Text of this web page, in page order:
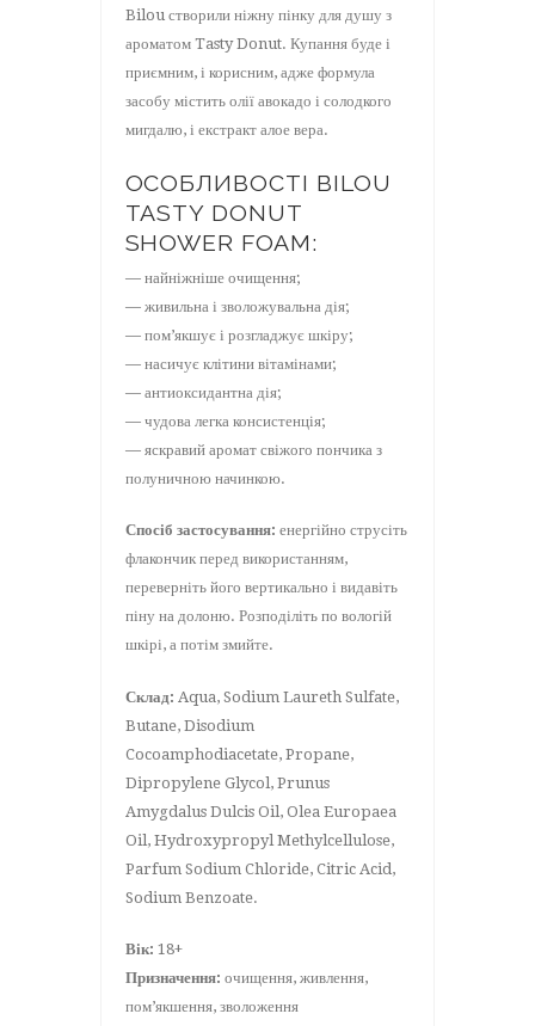
Bilou створили ніжну пінку для душу з
ароматом Tasty Donut. Купання буде і
приємним, і корисним, адже формула
засобу містить олії авокадо і солодкого
мигдалю, і екстракт алое вера.
ОСОБЛИВОСТІ BILOU
TASTY DONUT
SHOWER FOAM:
— найніжніше очищення;
— живильна і зволожувальна дія;
— пом’якшує і розгладжує шкіру;
— насичує клітини вітамінами;
— антиоксидантна дія;
— чудова легка консистенція;
— яскравий аромат свіжого пончика з
полуничною начинкою.
Спосіб застосування: енергійно струсіть
флакончик перед використанням,
переверніть його вертикально і видавіть
піну на долоню. Розподіліть по вологій
шкірі, а потім змийте.
Склад: Aqua, Sodium Laureth Sulfate,
Butane, Disodium
Cocoamphodiacetate, Propane,
Dipropylene Glycol, Prunus
Amygdalus Dulcis Oil, Olea Europaea
Oil, Hydroxypropyl Methylcellulose,
Parfum Sodium Chloride, Citric Acid,
Sodium Benzoate.
Вік: 18+
Призначення: очищення, живлення,
пом’якшення, зволоження